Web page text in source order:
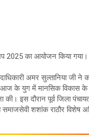
2025 का आयोजन किया गया।
अमर सुल्तानिया जी
आज के युग में मानसिक
इस दौरान पूर्व जिला
शशांक राठौर विशेष